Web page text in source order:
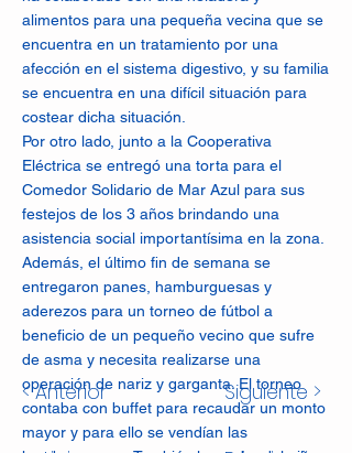
< Anterior Siguiente >
alimentos para una pequeña vecina que se
encuentra en un tratamiento por una
afección en el sistema digestivo, y su familia
se encuentra en una difícil situación para
costear dicha situación.
Por otro lado, junto a la Cooperativa
Eléctrica se entregó una torta para el
Comedor Solidario de Mar Azul para sus
festejos de los 3 años brindando una
asistencia social importantísima en la zona.
Además, el último fin de semana se
entregaron panes, hamburguesas y
aderezos para un torneo de fútbol a
beneficio de un pequeño vecino que sufre
de asma y necesita realizarse una
operación de nariz y garganta. El torneo
contaba con buffet para recaudar un monto
mayor y para ello se vendían las